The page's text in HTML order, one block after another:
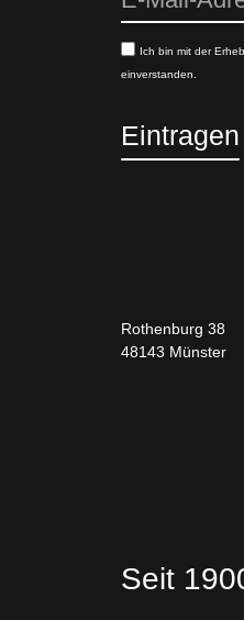
Ich bin mit der
einverstanden.
Eintragen
Rothenburg 38
48143 Münster
Seit